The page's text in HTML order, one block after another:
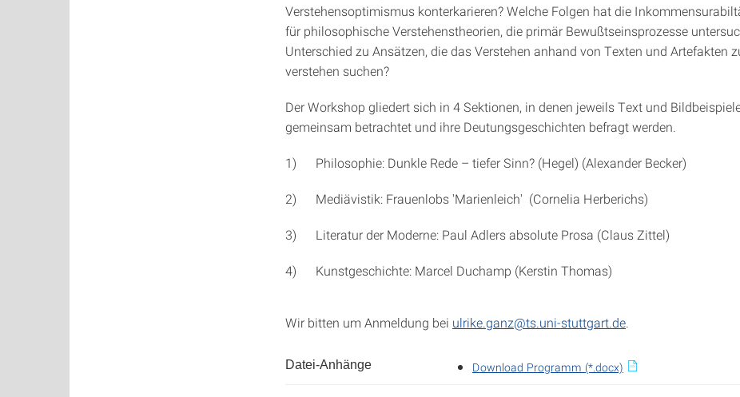
Verstehensoptimismus konterkarieren? Welche Folgen hat die
für philosophische Verstehenstheorien, die primär Bewußtseinsprozesse
Unterschied zu Ansätzen, die das Verstehen anhand von Texten und Artefakten
verstehen suchen?
Der Workshop gliedert sich in 4 Sektionen, in denen jeweils Text und
gemeinsam betrachtet und ihre Deutungsgeschichten befragt werden.
1) Philosophie: Dunkle Rede – tiefer Sinn? (Hegel) (Alexander Becker)
2) Mediävistik: Frauenlobs 'Marienleich' (Cornelia Herberichs)
3) Literatur der Moderne: Paul Adlers absolute Prosa (Claus Zittel)
4) Kunstgeschichte: Marcel Duchamp (Kerstin Thomas)
Wir bitten um Anmeldung bei ulrike.ganz@ts.uni-stuttgart.de
Datei-Anhänge Download Programm (*.docx)